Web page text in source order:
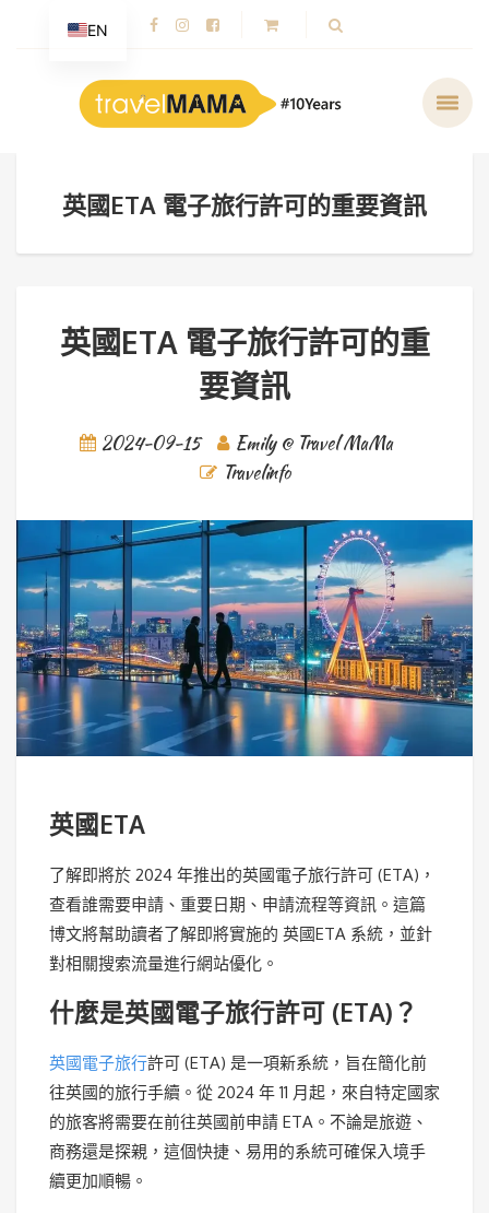
英國ETA 電子旅行許可的重要資訊
英國ETA 電子旅行許可的重
要資訊
2024-09-15
Emily @ Travel MaMa
Travelinfo
英國ETA
了解即將於 2024 年推出的英國電子旅行許可 (ETA)，
查看誰需要申請、重要日期、申請流程等資訊。這篇
博文將幫助讀者了解即將實施的 英國ETA 系統，並針
對相關搜索流量進行網站優化。
什麼是英國電子旅行許可 (ETA)？
英國電子旅行許可 (ETA) 是一項新系統，旨在簡化前
往英國的旅行手續。從 2024 年 11 月起，來自特定國家
的旅客將需要在前往英國前申請 ETA。不論是旅遊、
商務還是探親，這個快捷、易用的系統可確保入境手
續更加順暢。
EN